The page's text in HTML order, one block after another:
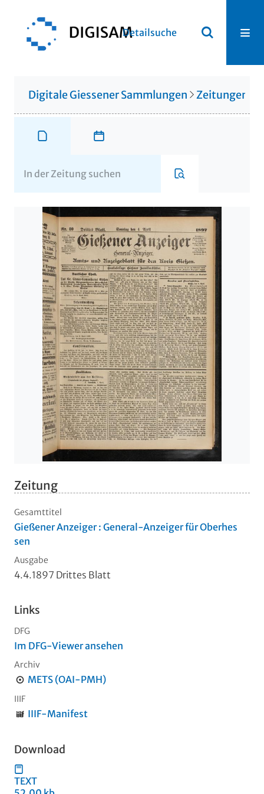
Detailsuche
Digitale Giessener Sammlungen Zeitungen
Zeitung
Gesamttitel
Gießener Anzeiger : General-Anzeiger für Oberhes
sen
Ausgabe
4.4.1897 Drittes Blatt
Links
DFG
Im DFG-Viewer ansehen
Archiv
METS (OAI-PMH)
IIIF
IIIF-Manifest
Download
TEXT